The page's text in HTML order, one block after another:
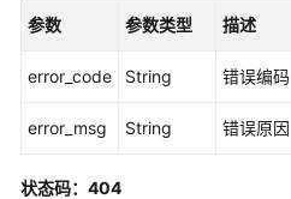
例
参数 参数类型 描述
error_code String 错误编码
error_msg String 错误原因
状态码：404